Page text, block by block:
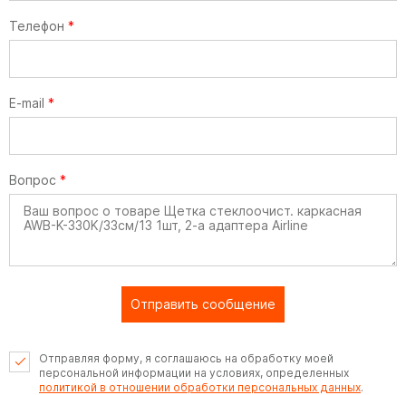
Телефон *
E-mail *
Вопрос *
Отправить сообщение
Отправляя форму, я соглашаюсь на обработку моей
персональной информации на условиях, определенных
политикой в отношении обработки персональных данных.